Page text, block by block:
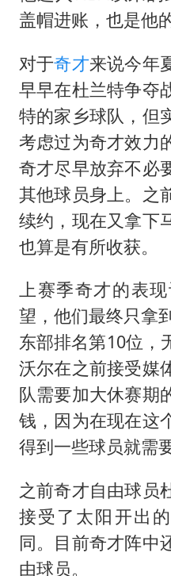
盖帽进账，也是他
对于奇才来说今年
早早在杜兰特争夺
特的家乡球队，但
考虑过为奇才效力
奇才尽早放弃不必
其他球员身上。之
续约，现在又拿下
也算是有所收获。
上赛季奇才的表
望，他们最终只拿
东部排名第10位，
沃尔在之前接受媒
队需要加大休赛期
钱，因为在现在这
得到一些球员就需
之前奇才自由球员
接受了太阳开出
同。目前奇才阵中
由球员。